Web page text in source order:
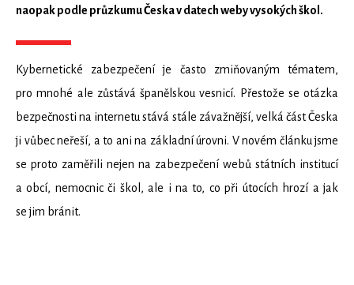
naopak podle průzkumu Česka v datech weby vysokých škol.
Kybernetické zabezpečení je často zmiňovaným tématem,
pro mnohé ale zůstává španělskou vesnicí. Přestože se otázka
bezpečnosti na internetu stává stále závažnější, velká část Česka
ji vůbec neřeší, a to ani na základní úrovni. V novém článku jsme
se proto zaměřili nejen na zabezpečení webů státních institucí
a obcí, nemocnic či škol, ale i na to, co při útocích hrozí a jak
se jim bránit.